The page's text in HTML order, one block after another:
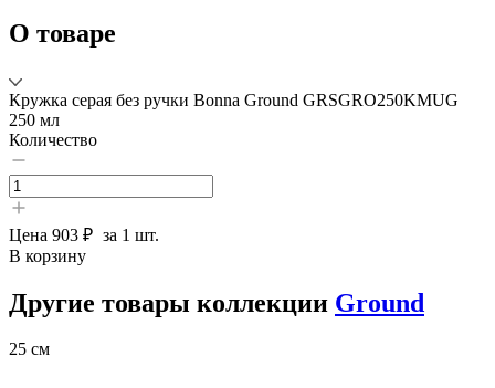
О товаре
Кружка серая без ручки Bonna Ground GRSGRO250KMUG
250 мл
Количество
Цена 903 ₽ за 1 шт.
В корзину
Другие товары коллекции Ground
25 см